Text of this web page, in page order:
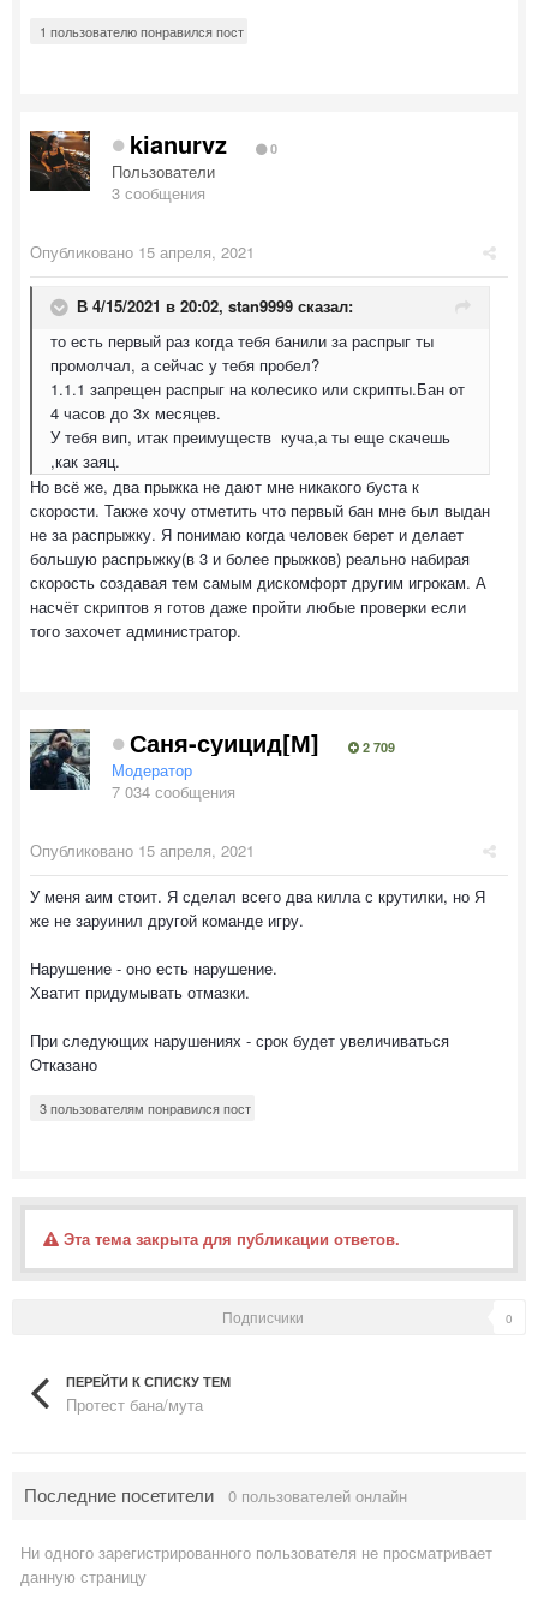
1 пользователю понравился пост
kianurvz 0
Пользователи
3 сообщения
Опубликовано 15 апреля, 2021
В 4/15/2021 в 20:02, stan9999 сказал:
то есть первый раз когда тебя банили за распрыг ты
промолчал, а сейчас у тебя пробел?
1.1.1 запрещен распрыг на колесико или скрипты.Бан от
4 часов до 3х месяцев.
У тебя вип, итак преимуществ куча,а ты еще скачешь
,как заяц.
Но всё же, два прыжка не дают мне никакого буста к
скорости. Также хочу отметить что первый бан мне был выдан
не за распрыжку. Я понимаю когда человек берет и делает
большую распрыжку(в 3 и более прыжков) реально набирая
скорость создавая тем самым дискомфорт другим игрокам. А
насчёт скриптов я готов даже пройти любые проверки если
того захочет администратор.
Саня-суицид[М] 2 709
Модератор
7 034 сообщения
Опубликовано 15 апреля, 2021
У меня аим стоит. Я сделал всего два килла с крутилки, но Я
же не заруинил другой команде игру.
Нарушение - оно есть нарушение.
Хватит придумывать отмазки.
При следующих нарушениях - срок будет увеличиваться
Отказано
3 пользователям понравился пост
Эта тема закрыта для публикации ответов.
Подписчики 0
ПЕРЕЙТИ К СПИСКУ ТЕМ
Протест бана/мута
Последние посетители 0 пользователей онлайн
Ни одного зарегистрированного пользователя не просматривает
данную страницу